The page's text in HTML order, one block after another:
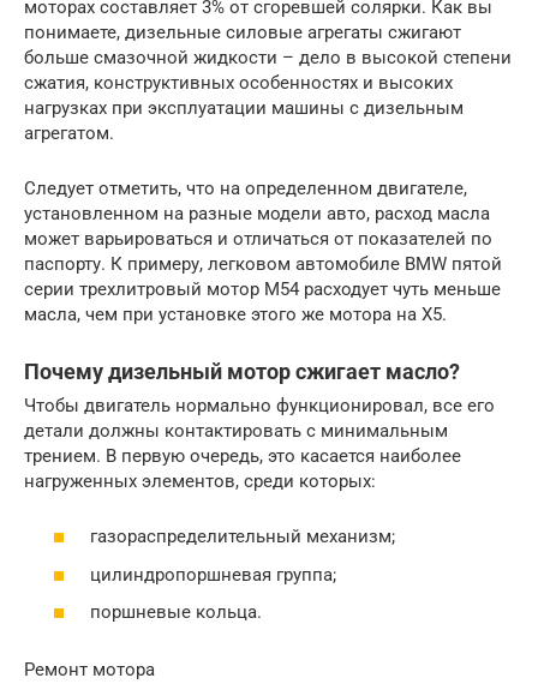
моторах составляет 3% от сгоревшей солярки. Как вы
понимаете, дизельные силовые агрегаты сжигают
больше смазочной жидкости – дело в высокой степени
сжатия, конструктивных особенностях и высоких
нагрузках при эксплуатации машины с дизельным
агрегатом.
Следует отметить, что на определенном двигателе,
установленном на разные модели авто, расход масла
может варьироваться и отличаться от показателей по
паспорту. К примеру, легковом автомобиле BMW пятой
серии трехлитровый мотор М54 расходует чуть меньше
масла, чем при установке этого же мотора на X5.
Почему дизельный мотор сжигает масло?
Чтобы двигатель нормально функционировал, все его
детали должны контактировать с минимальным
трением. В первую очередь, это касается наиболее
нагруженных элементов, среди которых:
газораспределительный механизм;
цилиндропоршневая группа;
поршневые кольца.
Ремонт мотора